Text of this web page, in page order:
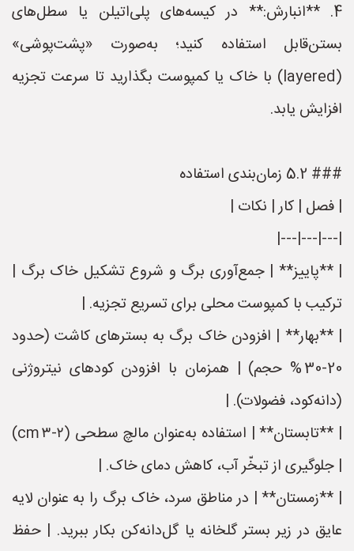
4. **انبارش:** در کیسه‌های پلی‌اتیلن یا سطل‌های
بستن‌قابل استفاده کنید؛ به‌صورت «پشت‌پوشی»
(layered) با خاک یا کمپوست بگذارید تا سرعت تجزیه
افزایش یابد.
### 5.2 زمان‌بندی استفاده
| فصل | کار | نکات |
|---|---|---|
| **پاییز** | جمع‌آوری برگ و شروع تشکیل خاک برگ |
ترکیب با کمپوست محلی برای تسریع تجزیه. |
| **بهار** | افزودن خاک برگ به بستر‌های کاشت (حدود
20‑30 % حجم) | همزمان با افزودن کودهای نیتروژنی
(دانه‌کود، فضولات). |
| **تابستان** | استفاده به‌عنوان مالچ سطحی (۲‑۳ cm)
| جلوگیری از تبخّر آب، کاهش دمای خاک. |
| **زمستان** | در مناطق سرد، خاک برگ را به عنوان لایه
عایق در زیر بستر گلخانه یا گل‌دانه‌کن بکار ببرید. | حفظ